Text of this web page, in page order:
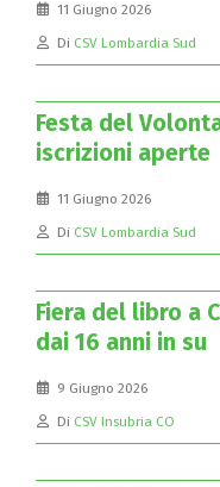
11 Giugno 2026
Di CSV Lombardia Sud
Festa del
iscrizioni aperte
11 Giugno 2026
Di CSV Lombardia Sud
Fiera del libro a
dai 16 anni in su
9 Giugno 2026
Di CSV Insubria CO